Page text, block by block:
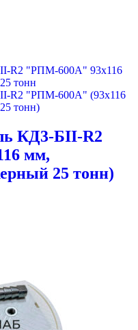
КД3-БII-R2
мм,
25 тонн)